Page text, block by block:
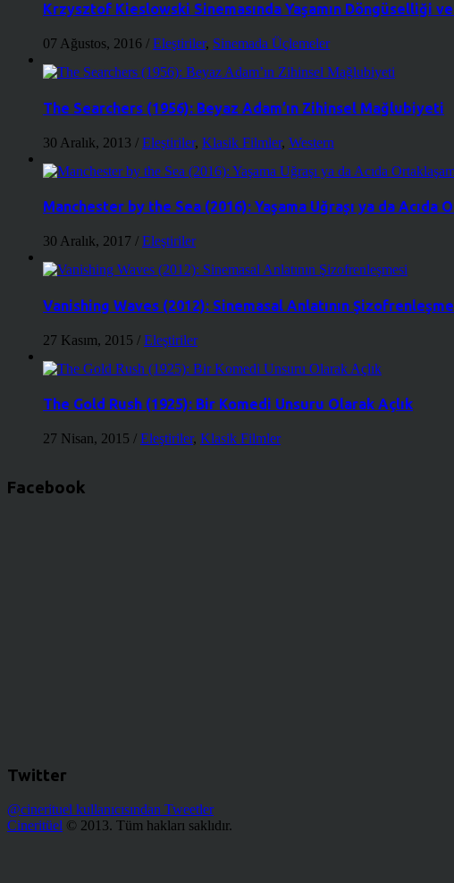
Krzysztof Kieslowski Sinemasında Yaşamın Döngüselliği
07 Ağustos, 2016 / Eleştiriler, Sinemada Üçlemeler
The Searchers (1956): Beyaz Adam’ın Zihinsel Mağlubiyeti
30 Aralık, 2013 / Eleştiriler, Klasik Filmler, Western
Manchester by the Sea (2016): Yaşama Uğraşı ya da Acıda
30 Aralık, 2017 / Eleştiriler
Vanishing Waves (2012): Sinemasal Anlatının
27 Kasım, 2015 / Eleştiriler
The Gold Rush (1925): Bir Komedi Unsuru Olarak Açlık
27 Nisan, 2015 / Eleştiriler, Klasik Filmler
Facebook
Twitter
@cinerituel kullanıcısından Tweetler
Cineritüel © 2013. Tüm hakları saklıdır.